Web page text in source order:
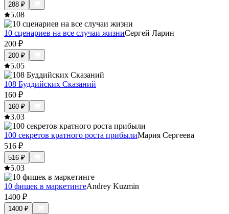
288 ₽
5.08
10 сценариев на все случаи жизниСергей Ларин
200 ₽
200 ₽
5.05
108 Буддийских Сказаний
160 ₽
160 ₽
3.03
100 секретов кратного роста прибылиМария Сергеева
516 ₽
516 ₽
5.03
10 фишек в маркетингеAndrey Kuzmin
1400 ₽
1400 ₽